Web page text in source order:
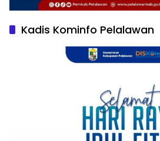
Kadis Kominfo Pelalawan